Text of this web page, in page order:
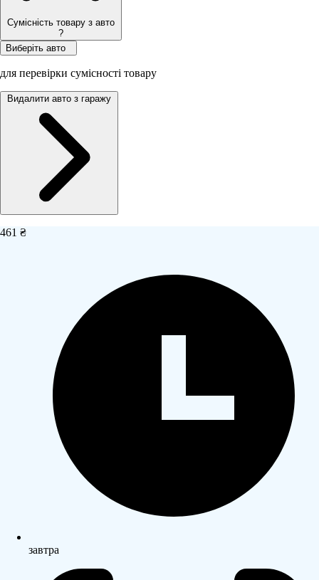
Сумісність товару з авто
?
Виберіть авто
для перевірки сумісності товару
Видалити авто з гаражу
461 ₴
завтра